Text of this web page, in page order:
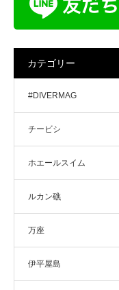
カテゴリー
#DIVERMAG
チービシ
ホエールスイム
ルカン礁
万座
伊平屋島